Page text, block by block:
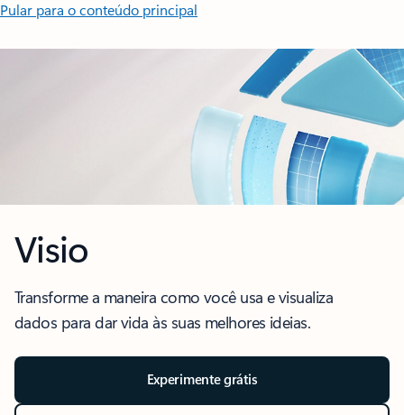
Pular para o conteúdo principal
Visio
Transforme a maneira como você usa e visualiza
dados para dar vida às suas melhores ideias.
Experimente grátis